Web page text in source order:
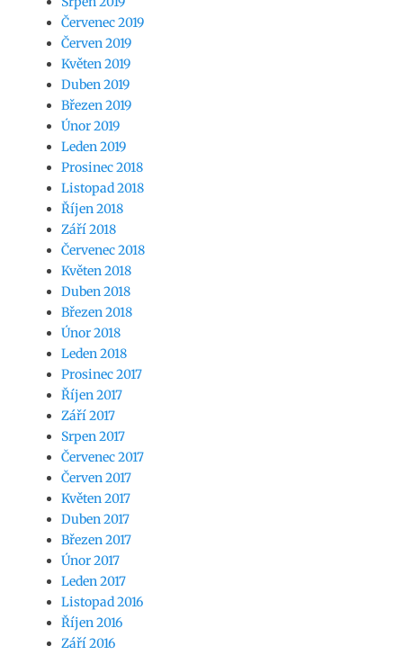
Červenec 2019
Červen 2019
Květen 2019
Duben 2019
Březen 2019
Únor 2019
Leden 2019
Prosinec 2018
Listopad 2018
Říjen 2018
Září 2018
Červenec 2018
Květen 2018
Duben 2018
Březen 2018
Únor 2018
Leden 2018
Prosinec 2017
Říjen 2017
Září 2017
Srpen 2017
Červenec 2017
Červen 2017
Květen 2017
Duben 2017
Březen 2017
Únor 2017
Leden 2017
Listopad 2016
Říjen 2016
Září 2016